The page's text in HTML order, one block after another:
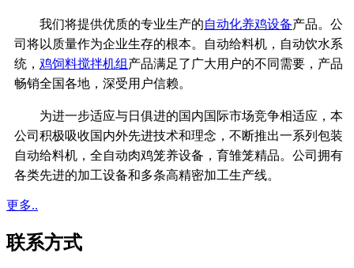
我们将提供优质的专业生产的自动化养鸡设备产品。公
司将以质量作为企业生存的根本。自动给料机，自动饮水系
统， 鸡饲料搅拌机组 产品满足了广大用户的不同需要，产品
畅销全国各地，深受用户信赖。
为进一步适应与日俱进的国内国际市场竞争相适应，本
公司积极吸收国内外先进技术和理念，不断推出一系列包装
自动给料机，全自动肉鸡笼养设备，育雏笼精品。公司拥有
各类先进的加工设备和多条高精密加工生产线。
更多..
联系方式